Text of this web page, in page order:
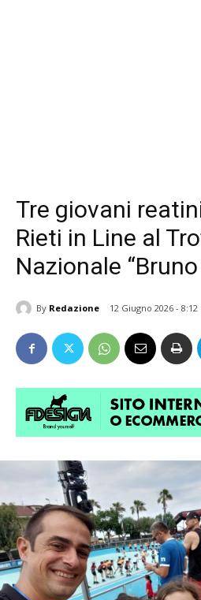
Tre giovani
Rieti in Line al
Nazionale
By Redazione 12 Giugno 2026 - 8:12